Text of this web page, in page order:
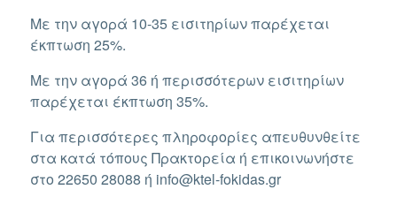
Με την αγορά 10-35 εισιτηρίων παρέχεται
έκπτωση 25%.
Με την αγορά 36 ή περισσότερων εισιτηρίων
παρέχεται έκπτωση 35%.
Για περισσότερες πληροφορίες απευθυνθείτε
στα κατά τόπους Πρακτορεία ή επικοινωνήστε
στο 22650 28088 ή info@ktel-fokidas.gr